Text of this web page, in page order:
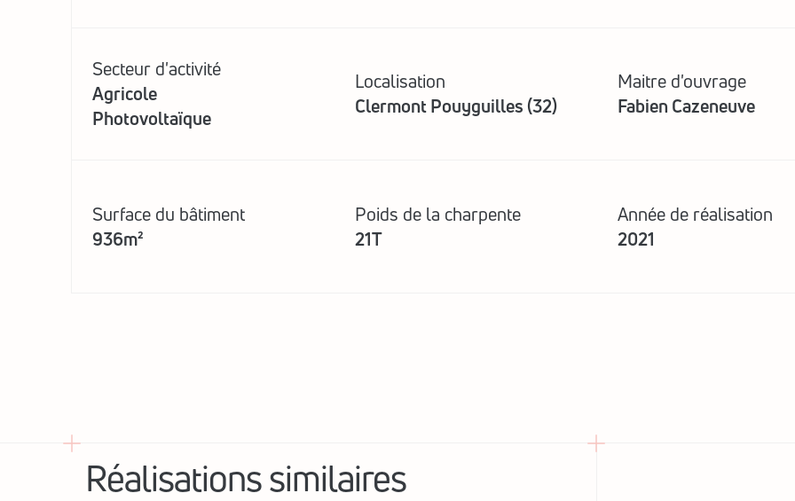
Secteur d'activité
Agricole
Photovoltaïque
Localisation
Clermont Pouyguilles (32)
Maitre d'ouvrage
Fabien Cazeneuve
Surface du bâtiment
936m²
Poids de la charpente
21T
Année de réalisation
2021
Réalisations similaires